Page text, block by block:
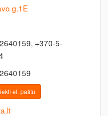
g.1E
+370-5-
el. paštu